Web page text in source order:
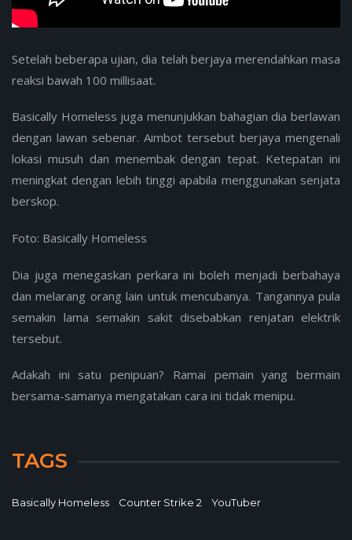
Setelah beberapa ujian, dia telah berjaya merendahkan masa
reaksi bawah 100 millisaat.
Basically Homeless juga menunjukkan bahagian dia berlawan
dengan lawan sebenar. Aimbot tersebut berjaya mengenali
lokasi musuh dan menembak dengan tepat. Ketepatan ini
meningkat dengan lebih tinggi apabila menggunakan senjata
berskop.
Foto: Basically Homeless
Dia juga menegaskan perkara ini boleh menjadi berbahaya
dan melarang orang lain untuk mencubanya. Tangannya pula
semakin lama semakin sakit disebabkan renjatan elektrik
tersebut.
Adakah ini satu penipuan? Ramai pemain yang bermain
bersama-samanya mengatakan cara ini tidak menipu.
TAGS
Basically Homeless Counter Strike 2 YouTuber